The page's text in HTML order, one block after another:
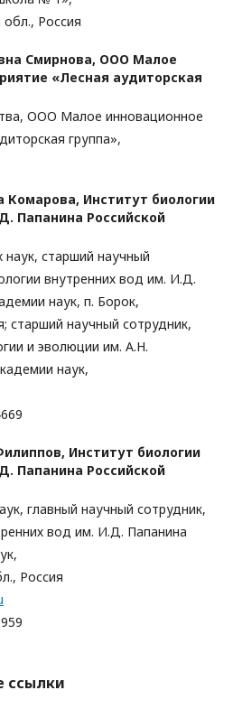
Россия
Смирнова, ООО Малое
«Лесная аудиторская
ООО Малое инновационное
группа»,
Комарова, Институт биологии
Папанина Российской
наук, старший научный
внутренних вод им. И.Д.
наук, п. Борок,
старший научный сотрудник,
и эволюции им. А.Н.
наук,
Институт биологии
Папанина Российской
главный научный сотрудник,
вод им. И.Д. Папанина
Россия
ссылки